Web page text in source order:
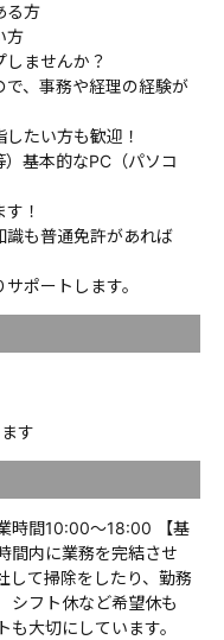
る方
方
ませんか？
、事務や経理の経験が
たい方も歓迎！
基本的なPC（パソコ
！
識も普通免許があれば
ポートします。
す
時間10:00～18:00 【基
間内に業務を完結させ
して掃除をしたり、勤務
シフト休など希望休も
大切にしています。